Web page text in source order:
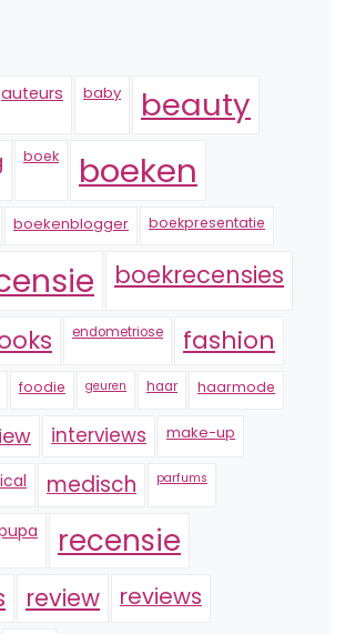
auteurs baby beauty
boek boeken
boekenblogger boekpresentatie
boekrecensies
endometriose fashion
foodie geuren haar haarmode
interviews make-up
medisch parfums
recensie
review reviews